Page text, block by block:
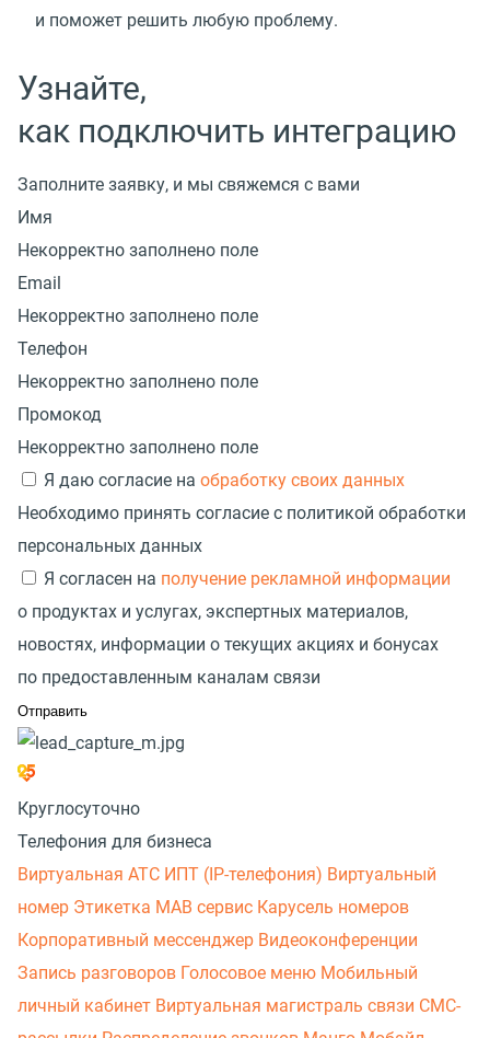
и поможет решить любую проблему.
Узнайте,
как подключить интеграцию
Заполните заявку, и мы свяжемся с вами
Имя
Некорректно заполнено поле
Email
Некорректно заполнено поле
Телефон
Некорректно заполнено поле
Промокод
Некорректно заполнено поле
Я даю согласие на обработку своих данных
Необходимо принять согласие с политикой обработки
персональных данных
Я согласен на получение рекламной информации
о продуктах и услугах, экспертных материалов,
новостях, информации о текущих акциях и бонусах
по предоставленным каналам связи
Круглосуточно
Телефония для бизнеса
Виртуальная АТС ИПТ (IP-телефония) Виртуальный
номер Этикетка МАВ сервис Карусель номеров
Корпоративный мессенджер Видеоконференции
Запись разговоров Голосовое меню Мобильный
личный кабинет Виртуальная магистраль связи СМС-